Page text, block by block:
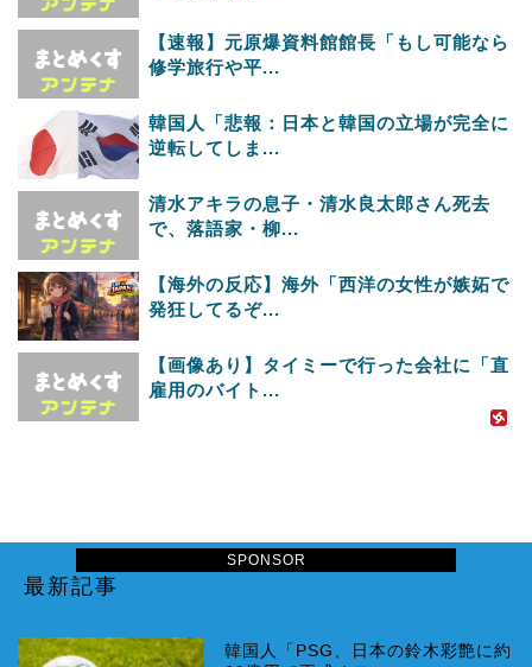
SPONSOR
【速報】元原爆資料館館長「もし可能なら
修学旅行や平...
韓国人「悲報：日本と韓国の立場が完全に
逆転してしま...
清水アキラの息子・清水良太郎さん死去
で、落語家・柳...
【海外の反応】海外「西洋の女性が嫉妬で
発狂してるぞ...
【画像あり】タイミーで行った会社に「直
雇用のバイト...
最新記事
韓国人「PSG、日本の鈴木彩艶に約